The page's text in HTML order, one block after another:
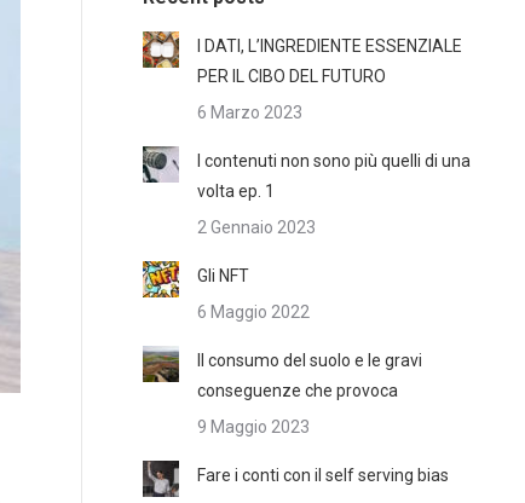
I DATI, L’INGREDIENTE ESSENZIALE
PER IL CIBO DEL FUTURO
6 Marzo 2023
I contenuti non sono più quelli di una
volta ep. 1
2 Gennaio 2023
Gli NFT
6 Maggio 2022
Il consumo del suolo e le gravi
conseguenze che provoca
9 Maggio 2023
Fare i conti con il self serving bias